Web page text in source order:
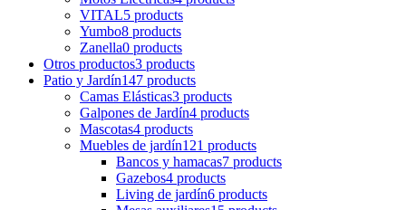
VITAL5 products
Yumbo8 products
Zanella0 products
Otros productos3 products
Patio y Jardín147 products
Camas Elásticas3 products
Galpones de Jardín4 products
Mascotas4 products
Muebles de jardín121 products
Bancos y hamacas7 products
Gazebos4 products
Living de jardín6 products